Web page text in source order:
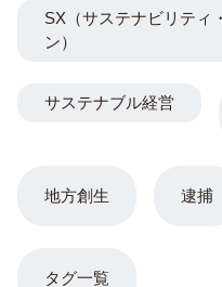
地方創生 逮捕
SX（サステナビリティ
ン）
サステナブル経営
タグ一覧